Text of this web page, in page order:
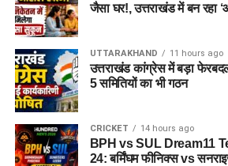
जैसा घर!, उत्तराखंड में बन रहा
UTTARAKHAND 11 hours ago
उत्तराखंड कांग्रेस में बड़ा
5 समितियों का भी गठन
CRICKET 14 hours ago
BPH vs SUL Dream11
24: बर्मिंघम फीनिक्स vs